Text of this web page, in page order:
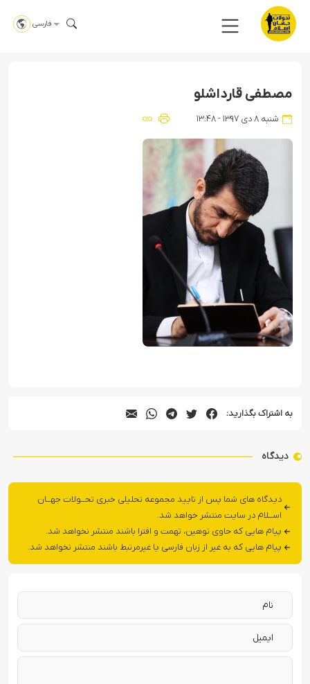
فارسی
مصطفی قارداشلو
شنبه ۸ دی ۱۳۹۷ - ۱۳:۴۸
به اشتراک بگذارید:
دیدگاه
دیدگاه های شما پس از تایید مجموعه تحلیلی خبری تحــولات جهــان
اســلام در سایت منتشر خواهد شد.
پیام هایی که حاوی توهین، تهمت و افترا باشند منتشر نخواهد شد.
پیام هایی که به غیر از زبان فارسی یا غیرمرتبط باشند منتشر نخواهد شد.